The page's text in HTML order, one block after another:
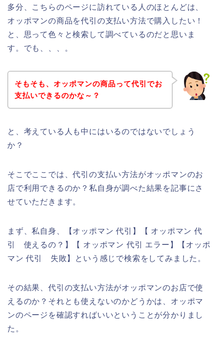
多分、こちらのページに訪れている人のほとんどは、
オッポマンの商品を代引の支払い方法で購入したい！
と、思って色々と検索して調べているのだと思いま
す。でも、、、。
そもそも、オッポマンの商品って代引でお
支払いできるのかな～？
と、考えている人も中にはいるのではないでしょう
か？
そこでここでは、代引の支払い方法がオッポマンのお
店で利用できるのか？私自身が調べた結果を記事にさ
せていただきます。
まず、私自身、【オッポマン 代引】【 オッポマン 代
引 使えるの？】【 オッポマン 代引 エラー】【オッポ
マン 代引 失敗】という感じで検索をしてみました。
その結果、代引の支払い方法がオッポマンのお店で使
えるのか？それとも使えないのかどうかは、オッポマ
ンのページを確認すればいいということが分かりまし
た。